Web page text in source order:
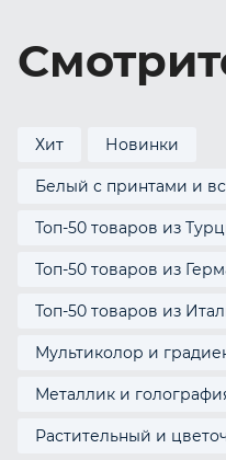
Хит Новинки
Белый с принтами и
Топ-50 товаров из
Топ-50 товаров из
Топ-50 товаров из
Мультиколор и
Металлик и
Растительный и